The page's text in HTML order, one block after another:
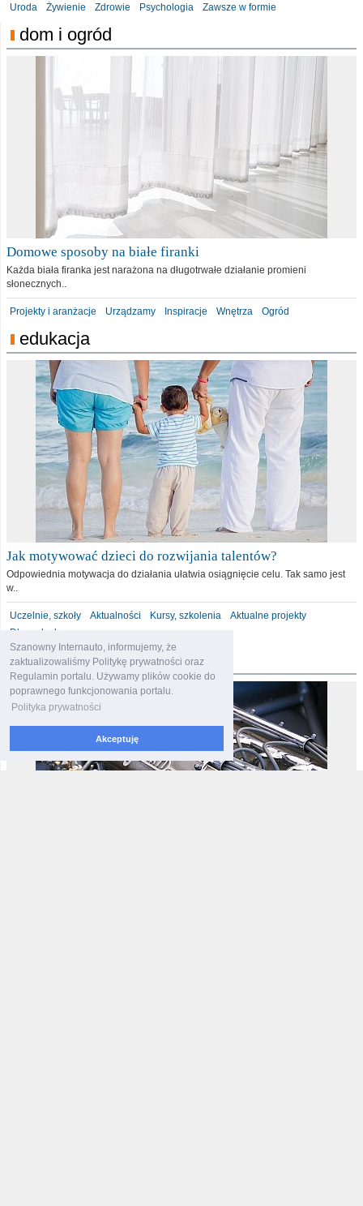
Szanowny Internauto, informujemy, że
zaktualizowaliśmy Politykę prywatności oraz
Regulamin portalu. Używamy plików cookie do
poprawnego funkcjonowania portalu.
Polityka prywatności
Akceptuję
Uroda Żywienie Zdrowie Psychologia Zawsze w formie
dom i ogród
Domowe sposoby na białe firanki
Każda biała firanka jest narażona na długotrwałe działanie promieni
słonecznych..
Projekty i aranżacje Urządzamy Inspiracje Wnętrza Ogród
edukacja
Jak motywować dzieci do rozwijania talentów?
Odpowiednia motywacja do działania ułatwia osiągnięcie celu. Tak samo jest
w..
Uczelnie, szkoły Aktualności Kursy, szkolenia
Aktualne projekty
Dla malucha
motoryzacja